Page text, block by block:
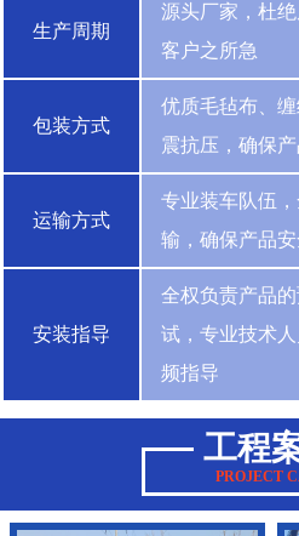
生产周期
源头厂家，杜
客户之所急
包装方式
优质毛毡布、
震抗压，确保
运输方式
专业装车队伍
输，确保产品
安装指导
全权负责产品
试，专业技术
频指导
工程
PROJECT